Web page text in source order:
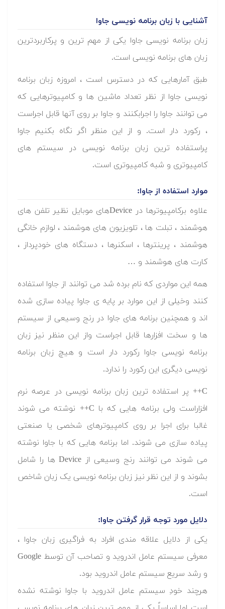
آشنایی با زبان برنامه نویسی جاوا
زبان برنامه نویسی جاوا یکی از مهم ترین و پرکاربردترین
زبان های برنامه نویسی است.
طبق آمارهایی که در دسترس است ، امروزه زبان برنامه
نویسی جاوا از نظر تعداد ماشین ها و کامپیوترهایی که
می توانند جاوا را اجرابکنند و جاوا بر روی آنها قابل اجراست
، رکورد دار است. و از این منظر اگر نگاه بکنیم جاوا
پراستفاده ترین زبان برنامه نویسی در سیستم های
کامپیوتری و شبه کامپیوتری است.
موارد استفاده از جاوا:
علاوه برکامپیوترها در Deviceهای موبایل نظیر تلفن های
هوشمند ، تبلت ها ، تلویزیون های هوشمند ، لوازم خانگی
هوشمند ، پرینترها ، اسکنرها ، دستگاه های خودپرداز ،
کارت های هوشمند و …
همه این مواردی که نام برده شد می توانند از جاوا استفاده
کنند وخیلی از این موارد بر پایه ی جاوا پیاده سازی شده
اند و همچنین برنامه های جاوا در رنج وسیعی از سیستم
ها و سخت افزارها قابل اجراست واز این منظر نیز زبان
برنامه نویسی جاوا رکورد دار است و هیچ زبان برنامه
نویسی دیگری این رکورد را ندارد.
C++ پر استفاده ترین زبان برنامه نویسی در عرصه نرم
افزاراست ولی برنامه هایی که با C++ نوشته می شوند
غالبا برای اجرا بر روی کامپیوترهای شخصی یا صنعتی
پیاده سازی می شوند. اما برنامه هایی که با جاوا نوشته
می شوند می توانند رنج وسیعی از Device ها را شامل
بشوند و از این نظر نیز زبان برنامه نویسی یک زبان شاخص
است.
دلایل مورد توجه قرار گرفتن جاوا:
یکی از دلایل علاقه مندی افراد به فراگیری زبان جاوا ،
معرفی سیستم عامل اندروید و تصاحب آن توسط Google
و رشد سریع سیستم عامل اندروید بود.
هرچند خودِ سیستم عامل اندروید با جاوا نوشته نشده